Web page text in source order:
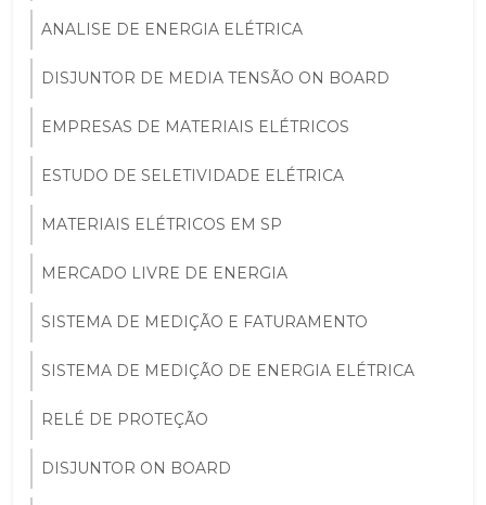
ANALISE DE ENERGIA ELÉTRICA
DISJUNTOR DE MEDIA TENSÃO ON BOARD
EMPRESAS DE MATERIAIS ELÉTRICOS
ESTUDO DE SELETIVIDADE ELÉTRICA
MATERIAIS ELÉTRICOS EM SP
MERCADO LIVRE DE ENERGIA
SISTEMA DE MEDIÇÃO E FATURAMENTO
SISTEMA DE MEDIÇÃO DE ENERGIA ELÉTRICA
RELÉ DE PROTEÇÃO
DISJUNTOR ON BOARD